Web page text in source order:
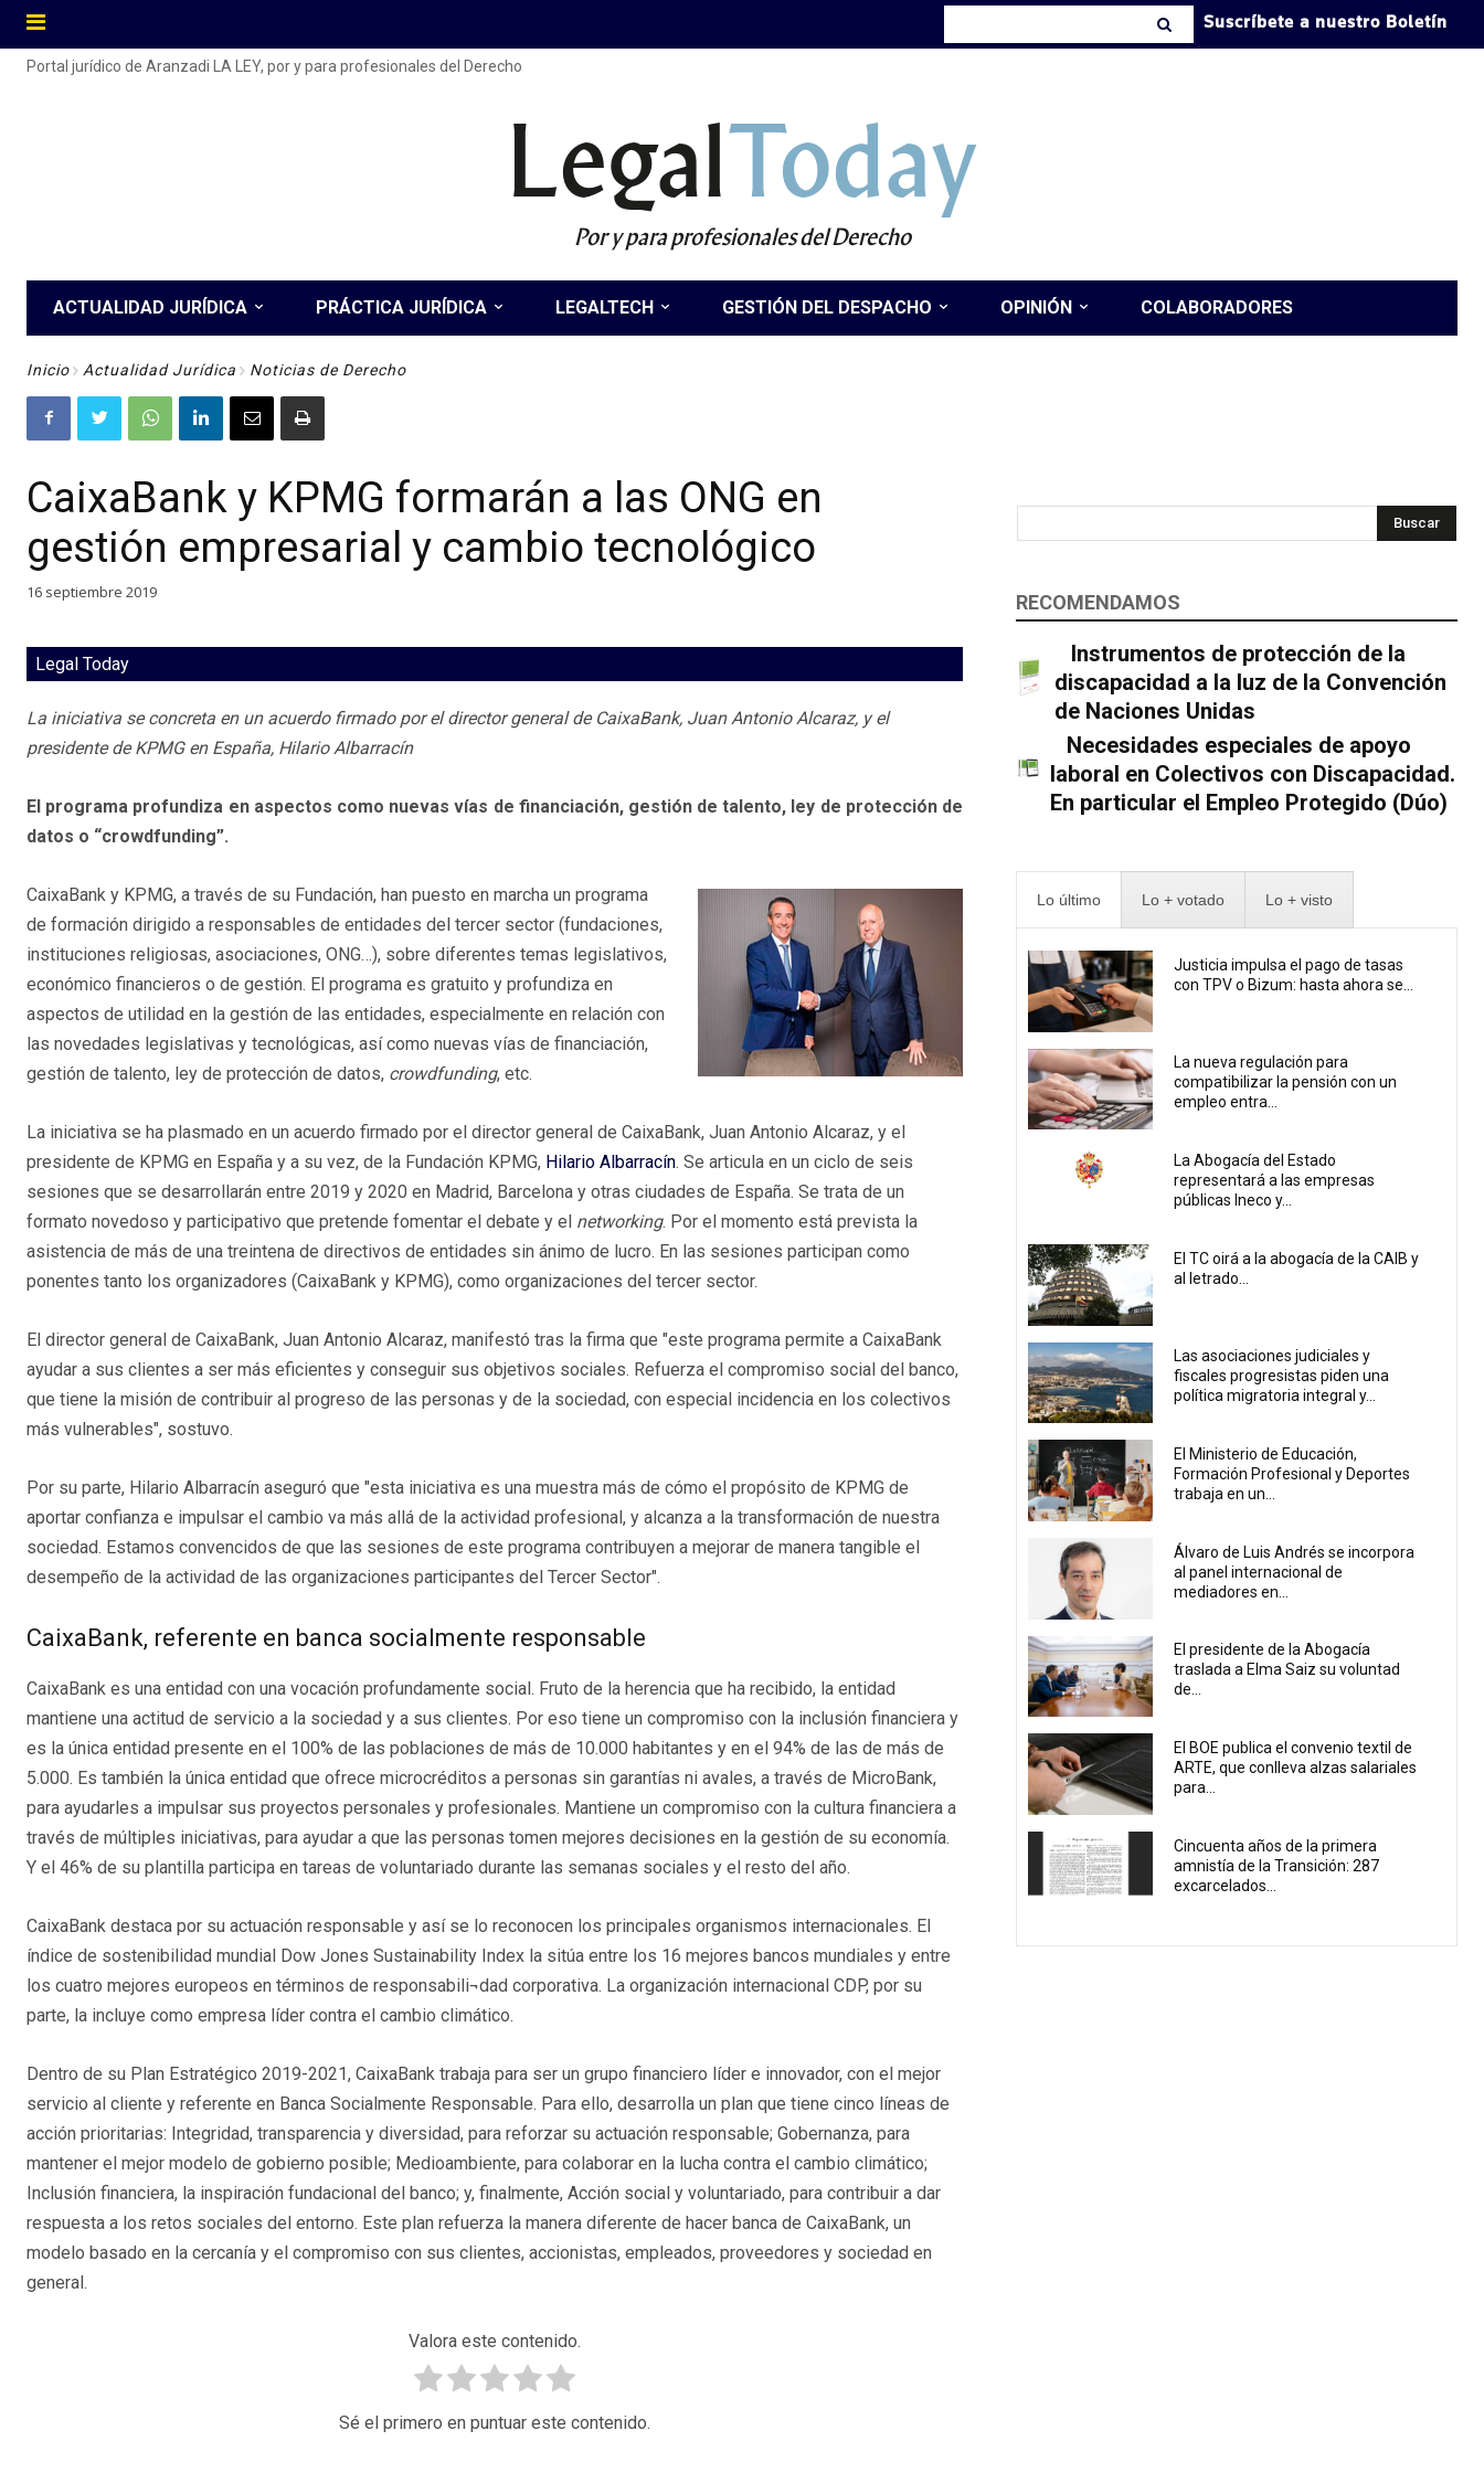
Suscríbete a nuestro Boletín
Portal jurídico de Aranzadi LA LEY, por y para profesionales del Derecho
LegalToday
Por y para profesionales del Derecho
ACTUALIDAD JURÍDICA PRÁCTICA JURÍDICA LEGALTECH GESTIÓN DEL DESPACHO OPINIÓN COLABORADORES
Inicio Actualidad Jurídica Noticias de Derecho
CaixaBank y KPMG formarán a las ONG en
gestión empresarial y cambio tecnológico
16 septiembre 2019
Legal Today
La iniciativa se concreta en un acuerdo firmado por el director general de CaixaBank, Juan Antonio Alcaraz, y el
presidente de KPMG en España, Hilario Albarracín
El programa profundiza en aspectos como nuevas vías de financiación, gestión de talento, ley de protección de
datos o “crowdfunding”.
CaixaBank y KPMG, a través de su Fundación, han puesto en marcha un programa
de formación dirigido a responsables de entidades del tercer sector (fundaciones,
instituciones religiosas, asociaciones, ONG…), sobre diferentes temas legislativos,
económico financieros o de gestión. El programa es gratuito y profundiza en
aspectos de utilidad en la gestión de las entidades, especialmente en relación con
las novedades legislativas y tecnológicas, así como nuevas vías de financiación,
gestión de talento, ley de protección de datos, crowdfunding, etc.
La iniciativa se ha plasmado en un acuerdo firmado por el director general de CaixaBank, Juan Antonio Alcaraz, y el
presidente de KPMG en España y a su vez, de la Fundación KPMG, Hilario Albarracín. Se articula en un ciclo de seis
sesiones que se desarrollarán entre 2019 y 2020 en Madrid, Barcelona y otras ciudades de España. Se trata de un
formato novedoso y participativo que pretende fomentar el debate y el networking. Por el momento está prevista la
asistencia de más de una treintena de directivos de entidades sin ánimo de lucro. En las sesiones participan como
ponentes tanto los organizadores (CaixaBank y KPMG), como organizaciones del tercer sector.
El director general de CaixaBank, Juan Antonio Alcaraz, manifestó tras la firma que "este programa permite a CaixaBank
ayudar a sus clientes a ser más eficientes y conseguir sus objetivos sociales. Refuerza el compromiso social del banco,
que tiene la misión de contribuir al progreso de las personas y de la sociedad, con especial incidencia en los colectivos
más vulnerables", sostuvo.
Por su parte, Hilario Albarracín aseguró que "esta iniciativa es una muestra más de cómo el propósito de KPMG de
aportar confianza e impulsar el cambio va más allá de la actividad profesional, y alcanza a la transformación de nuestra
sociedad. Estamos convencidos de que las sesiones de este programa contribuyen a mejorar de manera tangible el
desempeño de la actividad de las organizaciones participantes del Tercer Sector".
CaixaBank, referente en banca socialmente responsable
CaixaBank es una entidad con una vocación profundamente social. Fruto de la herencia que ha recibido, la entidad
mantiene una actitud de servicio a la sociedad y a sus clientes. Por eso tiene un compromiso con la inclusión financiera y
es la única entidad presente en el 100% de las poblaciones de más de 10.000 habitantes y en el 94% de las de más de
5.000. Es también la única entidad que ofrece microcréditos a personas sin garantías ni avales, a través de MicroBank,
para ayudarles a impulsar sus proyectos personales y profesionales. Mantiene un compromiso con la cultura financiera a
través de múltiples iniciativas, para ayudar a que las personas tomen mejores decisiones en la gestión de su economía.
Y el 46% de su plantilla participa en tareas de voluntariado durante las semanas sociales y el resto del año.
CaixaBank destaca por su actuación responsable y así se lo reconocen los principales organismos internacionales. El
índice de sostenibilidad mundial Dow Jones Sustainability Index la sitúa entre los 16 mejores bancos mundiales y entre
los cuatro mejores europeos en términos de responsabili¬dad corporativa. La organización internacional CDP, por su
parte, la incluye como empresa líder contra el cambio climático.
Dentro de su Plan Estratégico 2019-2021, CaixaBank trabaja para ser un grupo financiero líder e innovador, con el mejor
servicio al cliente y referente en Banca Socialmente Responsable. Para ello, desarrolla un plan que tiene cinco líneas de
acción prioritarias: Integridad, transparencia y diversidad, para reforzar su actuación responsable; Gobernanza, para
mantener el mejor modelo de gobierno posible; Medioambiente, para colaborar en la lucha contra el cambio climático;
Inclusión financiera, la inspiración fundacional del banco; y, finalmente, Acción social y voluntariado, para contribuir a dar
respuesta a los retos sociales del entorno. Este plan refuerza la manera diferente de hacer banca de CaixaBank, un
modelo basado en la cercanía y el compromiso con sus clientes, accionistas, empleados, proveedores y sociedad en
general.
Valora este contenido.
Sé el primero en puntuar este contenido.
Buscar
RECOMENDAMOS
Instrumentos de protección de la
discapacidad a la luz de la Convención
de Naciones Unidas
Necesidades especiales de apoyo
laboral en Colectivos con Discapacidad.
En particular el Empleo Protegido (Dúo)
Lo último Lo + votado Lo + visto
Justicia impulsa el pago de tasas
con TPV o Bizum: hasta ahora se...
La nueva regulación para
compatibilizar la pensión con un
empleo entra...
La Abogacía del Estado
representará a las empresas
públicas Ineco y...
El TC oirá a la abogacía de la CAIB y
al letrado...
Las asociaciones judiciales y
fiscales progresistas piden una
política migratoria integral y...
El Ministerio de Educación,
Formación Profesional y Deportes
trabaja en un...
Álvaro de Luis Andrés se incorpora
al panel internacional de
mediadores en...
El presidente de la Abogacía
traslada a Elma Saiz su voluntad
de...
El BOE publica el convenio textil de
ARTE, que conlleva alzas salariales
para...
Cincuenta años de la primera
amnistía de la Transición: 287
excarcelados...